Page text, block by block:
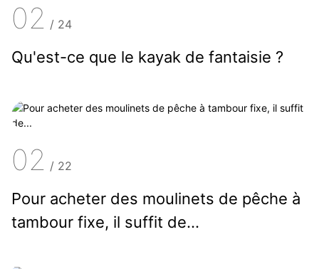
02 / 24
Qu'est-ce que le kayak de fantaisie ?
02 / 22
Pour acheter des moulinets de pêche à
tambour fixe, il suffit de...